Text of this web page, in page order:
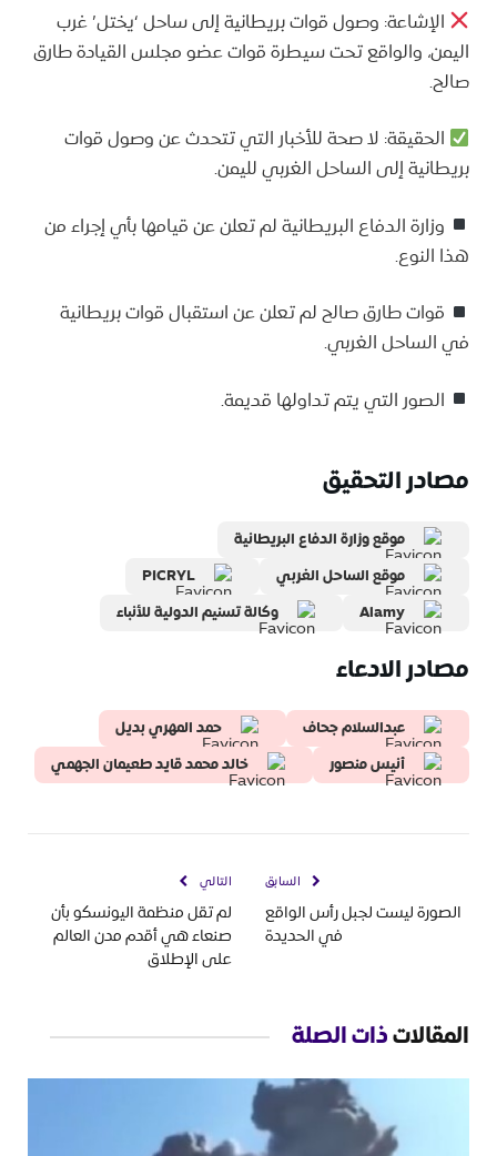
الإشاعة: وصول قوات بريطانية إلى ساحل ‘يختل’ غرب
اليمن، والواقع تحت سيطرة قوات عضو مجلس القيادة طارق
صالح.
الحقيقة: لا صحة للأخبار التي تتحدث عن وصول قوات
بريطانية إلى الساحل الغربي لليمن.
وزارة الدفاع البريطانية لم تعلن عن قيامها بأي إجراء من
هذا النوع.
قوات طارق صالح لم تعلن عن استقبال قوات بريطانية
في الساحل الغربي.
الصور التي يتم تداولها قديمة.
مصادر التحقيق
موقع وزارة الدفاع البريطانية
موقع الساحل الغربي
PICRYL
Alamy
وكالة تسنيم الدولية للأنباء
مصادر الادعاء
عبدالسلام جحاف
حمد المهري بديل
أنيس منصور
خالد محمد قايد طعيمان الجهمي
السابق
الصورة ليست لجبل رأس الواقع
في الحديدة
التالي
لم تقل منظمة اليونسكو بأن
صنعاء هي أقدم مدن العالم
على الإطلاق
المقالاتذات الصلة